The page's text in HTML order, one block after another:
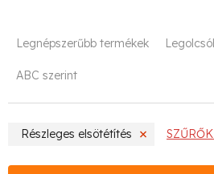
T
m
Legnépszerűbb termékek
ABC szerint
Részleges elsötétítés